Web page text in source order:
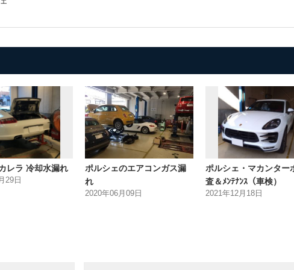
レラ 冷却水漏れ
29日
ポルシェのエアコンガス漏
れ
2020年06月09日
ポルシェ・マカンター
査＆ﾒﾝﾃﾅﾝｽ（車検）
2021年12月18日